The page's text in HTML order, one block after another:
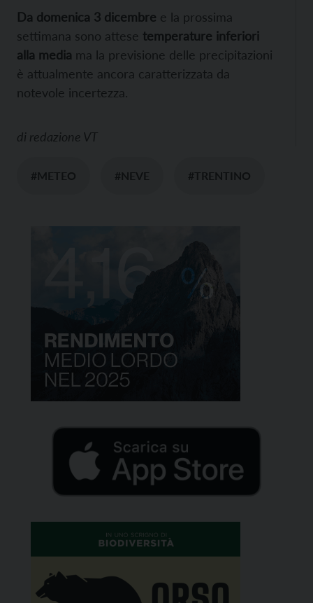
Da domenica 3 dicembre e la prossima
settimana sono attese temperature inferiori
alla media ma la previsione delle precipitazioni
è attualmente ancora caratterizzata da
notevole incertezza.
di redazione VT
#METEO #NEVE #TRENTINO